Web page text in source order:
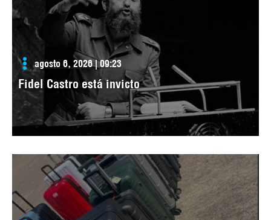
agosto 6, 2026 | 09:23
Fidel Castro está invicto